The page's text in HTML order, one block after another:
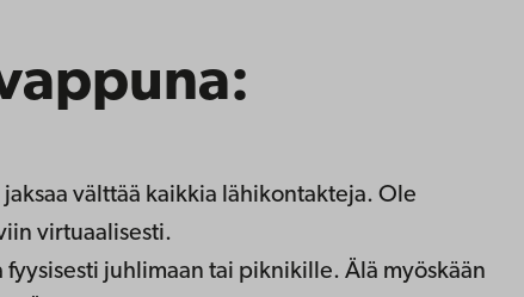
välttää kaikkia lähikontakteja. Ole
virtuaalisesti.
juhlimaan tai piknikille. Älä myöskään